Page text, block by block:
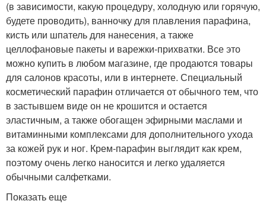
(в зависимости, какую процедуру, холодную или горячую,
будете проводить), ванночку для плавления парафина,
кисть или шпатель для нанесения, а также
целлофановые пакеты и варежки-прихватки. Все это
можно купить в любом магазине, где продаются товары
для салонов красоты, или в интернете. Специальный
косметический парафин отличается от обычного тем, что
в застывшем виде он не крошится и остается
эластичным, а также обогащен эфирными маслами и
витаминными комплексами для дополнительного ухода
за кожей рук и ног. Крем-парафин выглядит как крем,
поэтому очень легко наносится и легко удаляется
обычными салфетками.
Показать еще